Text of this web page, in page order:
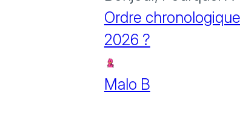
Ordre
2026 ?
Malo B